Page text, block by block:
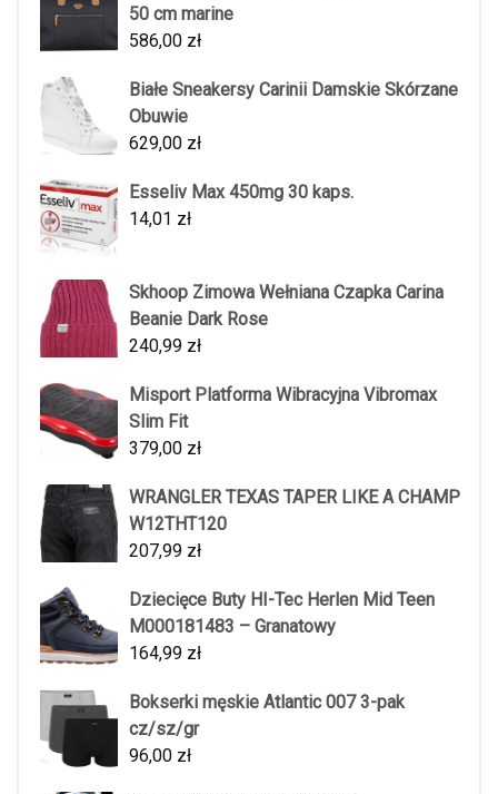
50 cm marine
586,00 zł
Białe Sneakersy Carinii Damskie Skórzane
Obuwie
629,00 zł
Esseliv Max 450mg 30 kaps.
14,01 zł
Skhoop Zimowa Wełniana Czapka Carina
Beanie Dark Rose
240,99 zł
Misport Platforma Wibracyjna Vibromax
Slim Fit
379,00 zł
WRANGLER TEXAS TAPER LIKE A CHAMP
W12THT120
207,99 zł
Dziecięce Buty HI-Tec Herlen Mid Teen
M000181483 – Granatowy
164,99 zł
Bokserki męskie Atlantic 007 3-pak
cz/sz/gr
96,00 zł